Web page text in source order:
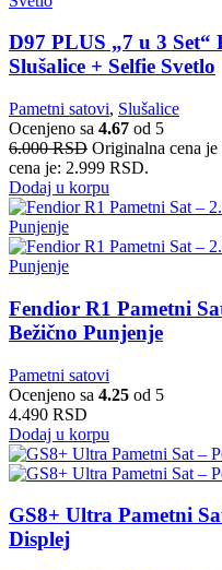
D97 PLUS „7 u 3 Set“
Slušalice + Selfie Svetlo
Pametni satovi, Slušalice
Ocenjeno sa 4.67 od 5
6.000RSD Originalna cena
cena je: 2.999 RSD.
Dodaj u korpu
Fendior R1 Pametni
Bežično Punjenje
Pametni satovi
Ocenjeno sa 4.25 od 5
4.490 RSD
Dodaj u korpu
GS8+ Ultra Pametni
Displej